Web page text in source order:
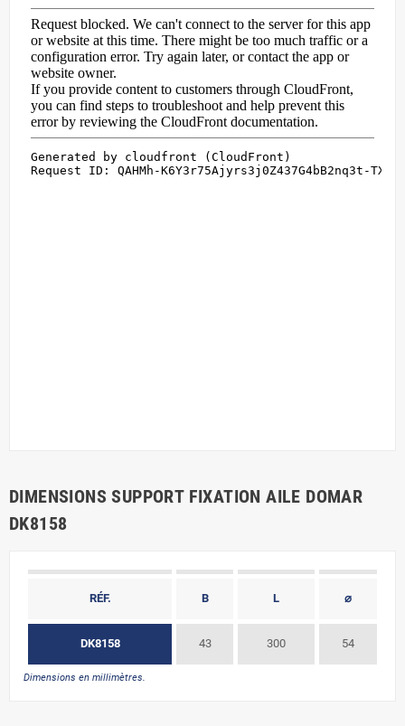
DIMENSIONS SUPPORT FIXATION AILE DOMAR
DK8158
RÉF. B L ⌀
DK8158 43 300 54
Dimensions en millimètres.